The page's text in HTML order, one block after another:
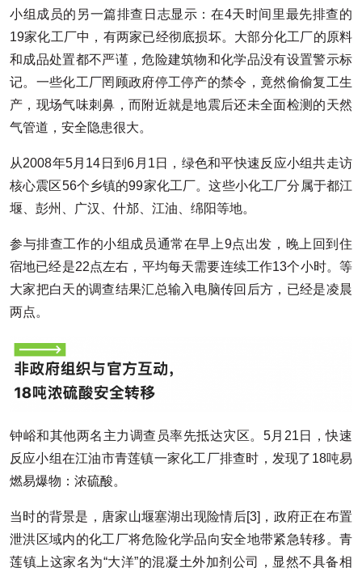
小组成员的另一篇排查日志显示：在4天时间里最先排查的
19家化工厂中，有两家已经彻底损坏。大部分化工厂的原料
和成品处置都不严谨，危险建筑物和化学品没有设置警示标
记。一些化工厂罔顾政府停工停产的禁令，竟然偷偷复工生
产，现场气味刺鼻，而附近就是地震后还未全面检测的天然
气管道，安全隐患很大。
从2008年5月14日到6月1日，绿色和平快速反应小组共走访
核心震区56个乡镇的99家化工厂。这些小化工厂分属于都江
堰、彭州、广汉、什邡、江油、绵阳等地。
参与排查工作的小组成员通常在早上9点出发，晚上回到住
宿地已经是22点左右，平均每天需要连续工作13个小时。等
大家把白天的调查结果汇总输入电脑传回后方，已经是凌晨
两点。
钟峪和其他两名主力调查员率先抵达灾区。5月21日，快速
反应小组在江油市青莲镇一家化工厂排查时，发现了18吨易
燃易爆物：浓硫酸。
当时的背景是，唐家山堰塞湖出现险情后[3]，政府正在布置
泄洪区域内的化工厂将危险化学品向安全地带紧急转移。青
莲镇上这家名为“大洋”的混凝土外加剂公司，显然不具备相